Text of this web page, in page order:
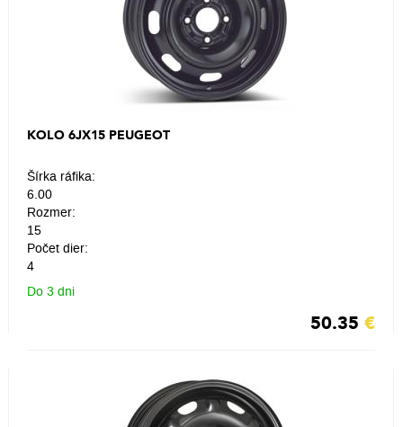
KOLO 6JX15 PEUGEOT
Šírka ráfika:
6.00
Rozmer:
15
Počet dier:
4
Do 3 dni
50.35 €